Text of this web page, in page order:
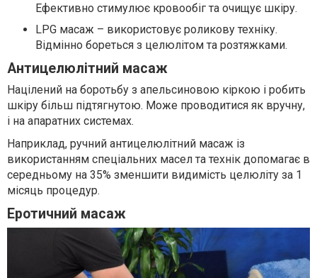
Ефективно стимулює кровообіг та очищує шкіру.
LPG масаж – використовує роликову техніку.
Відмінно бореться з целюлітом та розтяжками.
Антицелюлітний масаж
Націлений на боротьбу з апельсиновою кіркою і робить
шкіру більш підтягнутою. Може проводитися як вручну,
і на апаратних системах.
Наприклад, ручний антицелюлітний масаж із
використанням спеціальних масел та технік допомагає в
середньому на 35% зменшити видимість целюліту за 1
місяць процедур.
Еротичний масаж